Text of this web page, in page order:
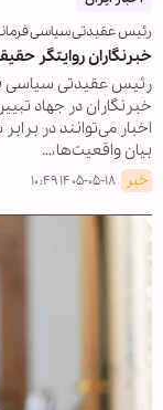
رئیس عقیدتی سیاسی
خبرنگاران روایتگر
رئیس عقیدتی سیاسی
خبرنگاران در جهاد
اخبار می‌توانند در
بیان واقعیت‌ها،…
خبر ۱۴۰۵-۰۵-۱۸ ۱۰:۴۹